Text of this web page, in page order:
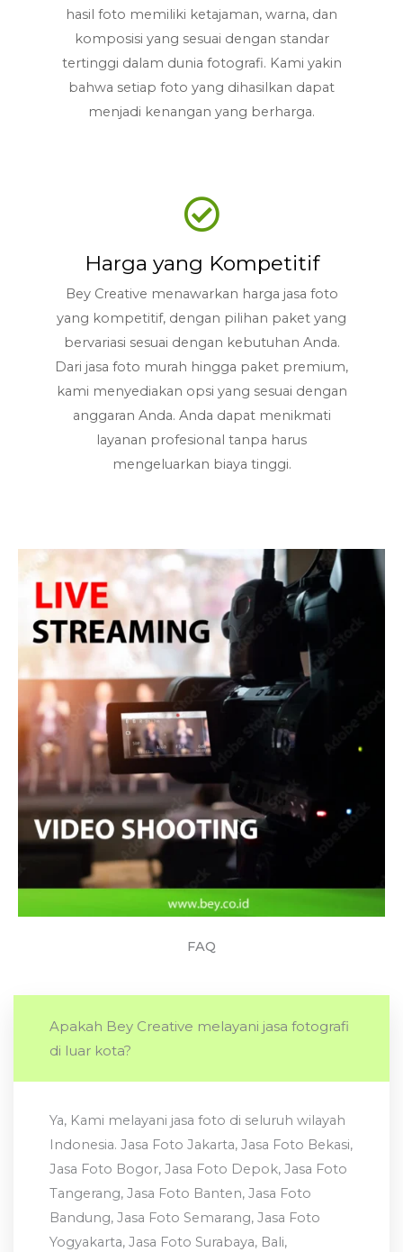
hasil foto memiliki ketajaman, warna, dan
komposisi yang sesuai dengan standar
tertinggi dalam dunia fotografi. Kami yakin
bahwa setiap foto yang dihasilkan dapat
menjadi kenangan yang berharga.
Harga yang Kompetitif
Bey Creative menawarkan harga jasa foto
yang kompetitif, dengan pilihan paket yang
bervariasi sesuai dengan kebutuhan Anda.
Dari jasa foto murah hingga paket premium,
kami menyediakan opsi yang sesuai dengan
anggaran Anda. Anda dapat menikmati
layanan profesional tanpa harus
mengeluarkan biaya tinggi.
FAQ
Apakah Bey Creative melayani jasa fotografi
di luar kota?
Ya, Kami melayani jasa foto di seluruh wilayah
Indonesia. Jasa Foto Jakarta, Jasa Foto Bekasi,
Jasa Foto Bogor, Jasa Foto Depok, Jasa Foto
Tangerang, Jasa Foto Banten, Jasa Foto
Bandung, Jasa Foto Semarang, Jasa Foto
Yogyakarta, Jasa Foto Surabaya, Bali,